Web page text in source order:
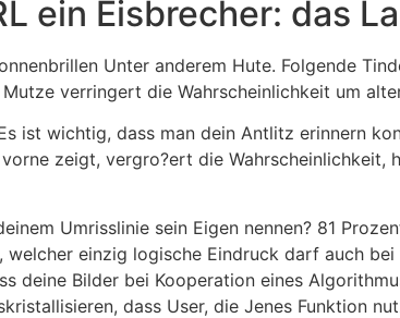
ein Eisbrecher: das
Unter anderem Hute. Folgende
verringert die Wahrscheinlichkeit um
ist wichtig, dass man dein Antlitz erinnern
zeigt, vergro?ert die Wahrscheinlichkeit,
Umrisslinie sein Eigen nennen? 81
einzig logische Eindruck darf auch
deine Bilder bei Kooperation eines
dass User, die Jenes Funktion